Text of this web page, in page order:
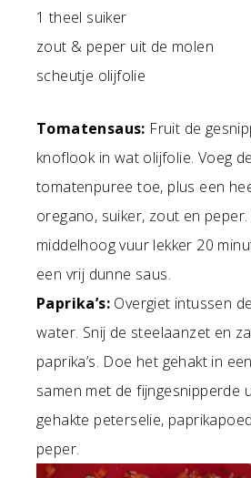
1 theel suiker
zout & peper uit de molen
scheutje olijfolie
Tomatensaus: Fruit de
knoflook in wat olijfolie. Voeg
tomatenpuree toe, plus een
oregano, suiker, zout en
middelhoog vuur lekker 20
een vrij dunne saus.
Paprika’s: Overgiet intussen
water. Snij de steelaanzet en
paprika’s. Doe het gehakt in
samen met de fijngesnipperde
gehakte peterselie,
peper.